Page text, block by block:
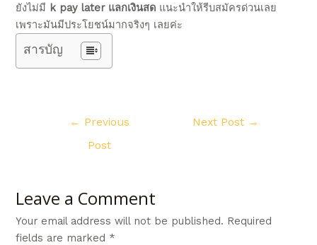
ยังไม่มี k pay later แลกเงินสด แนะนำให้รีบสมัครด่วนเลย
เพราะมันมีประโยชน์มากจริงๆ เลยค่ะ
สารบัญ
← Previous
Post
Next Post →
Leave a Comment
Your email address will not be published. Required
fields are marked *